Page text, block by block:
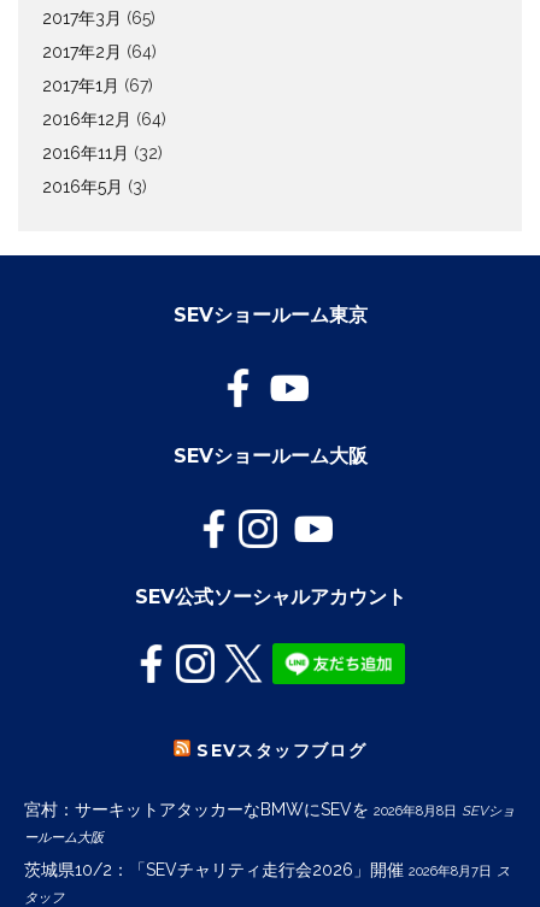
2017年3月 (65)
2017年2月 (64)
2017年1月 (67)
2016年12月 (64)
2016年11月 (32)
2016年5月 (3)
SEVショールーム東京
SEVショールーム大阪
SEV公式ソーシャルアカウント
SEVスタッフブログ
宮村：サーキットアタッカーなBMWにSEVを 2026年8月8日 SEVショ
ールーム大阪
茨城県10/2：「SEVチャリティ走行会2026」開催 2026年8月7日 ス
タッフ